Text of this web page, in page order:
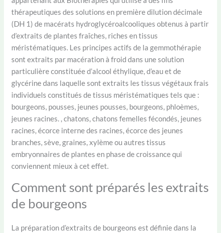
thérapeutiques des solutions en première dilution décimale
(DH 1) de macérats hydroglycéroalcooliques obtenus à partir
d’extraits de plantes fraîches, riches en tissus
méristématiques. Les principes actifs de la gemmothérapie
sont extraits par macération à froid dans une solution
particulière constituée d’alcool éthylique, d’eau et de
glycérine dans laquelle sont extraits les tissus végétaux frais
individuels constitués de tissus méristématiques tels que :
bourgeons, pousses, jeunes pousses, bourgeons, phloèmes,
jeunes racines. , chatons, chatons femelles fécondés, jeunes
racines, écorce interne des racines, écorce des jeunes
branches, sève, graines, xylème ou autres tissus
embryonnaires de plantes en phase de croissance qui
conviennent mieux à cet effet.
Comment sont préparés les extraits
de bourgeons
La préparation d’extraits de bourgeons est définie dans la